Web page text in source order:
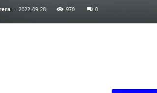
- 2022-09-28 970 0